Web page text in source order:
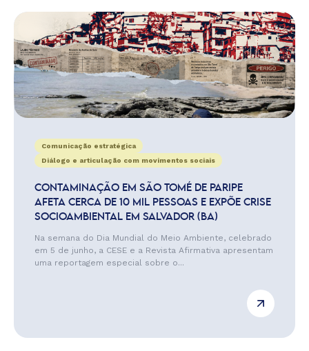
Comunicação estratégica
Diálogo e articulação com movimentos sociais
CONTAMINAÇÃO EM SÃO TOMÉ DE PARIPE
AFETA CERCA DE 10 MIL PESSOAS E EXPÕE CRISE
SOCIOAMBIENTAL EM SALVADOR (BA)
Na semana do Dia Mundial do Meio Ambiente, celebrado
em 5 de junho, a CESE e a Revista Afirmativa apresentam
uma reportagem especial sobre o...